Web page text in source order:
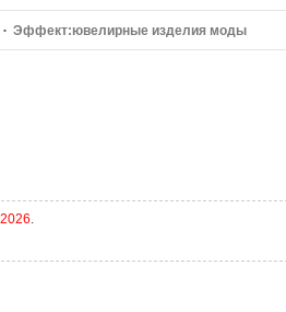
Эффект:ювелирные изделия моды
.